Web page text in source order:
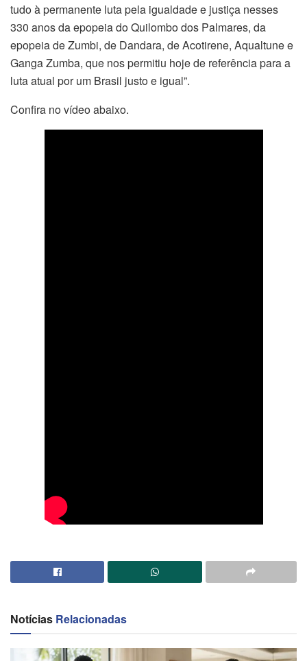
tudo à permanente luta pela igualdade e justiça nesses
330 anos da epopeia do Quilombo dos Palmares, da
epopeia de Zumbi, de Dandara, de Acotirene, Aqualtune e
Ganga Zumba, que nos permitiu hoje de referência para a
luta atual por um Brasil justo e igual”.
Confira no vídeo abaixo.
Notícias Relacionadas